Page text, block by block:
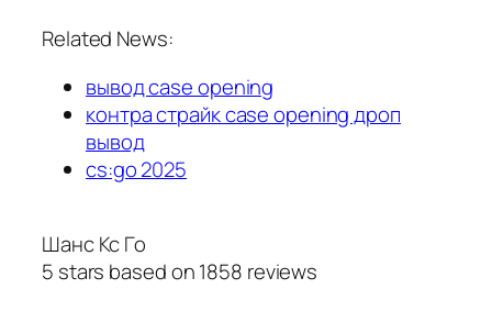
Related News:
вывод case opening
контра страйк case opening дроп
вывод
cs:go 2025
Шанс Кс Го
5 stars based on1858 reviews